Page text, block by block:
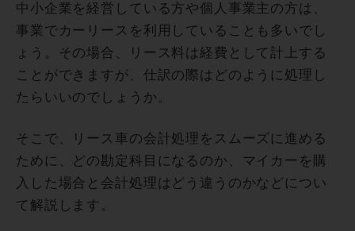
中小企業を経営している方や個人事業主の方は、
事業でカーリースを利用していることも多いでし
ょう。その場合、リース料は経費として計上する
ことができますが、仕訳の際はどのように処理し
たらいいのでしょうか。
そこで、リース車の会計処理をスムーズに進める
ために、どの勘定科目になるのか、マイカーを購
入した場合と会計処理はどう違うのかなどについ
て解説します。